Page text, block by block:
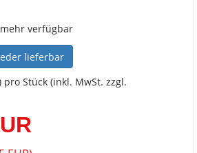
verfügbar
lieferbar
pro Stück (inkl. MwSt. zzgl.